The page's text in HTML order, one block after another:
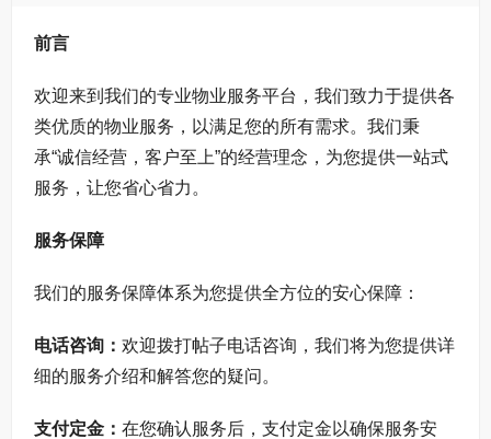
帘、打孔介绍
前言
欢迎来到我们的专业物业服务平台，我们致力于提供各
类优质的物业服务，以满足您的所有需求。我们秉
承“诚信经营，客户至上”的经营理念，为您提供一站式
服务，让您省心省力。
服务保障
我们的服务保障体系为您提供全方位的安心保障：
电话咨询： 欢迎拨打帖子电话咨询，我们将为您提供详
细的服务介绍和解答您的疑问。
支付定金： 在您确认服务后，支付定金以确保服务安